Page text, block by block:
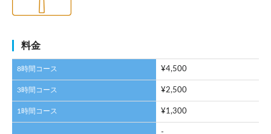
料金
8時間コース ¥4,500
3時間コース ¥2,500
1時間コース ¥1,300